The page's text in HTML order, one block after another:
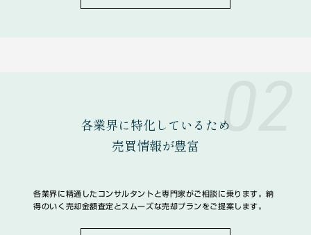
02
各業界に特化しているため
売買情報が豊富
各業界に精通したコンサルタントと専門家がご相談に乗ります。納
得のいく売却金額査定とスムーズな売却プランをご提案します。